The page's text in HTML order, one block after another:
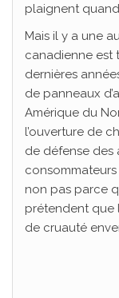
plaignent
Mais il y a une
canadienne est
dernières
de panneaux
Amérique du
l’ouverture de
de défense des
non pas parce
prétendent que
de cruauté